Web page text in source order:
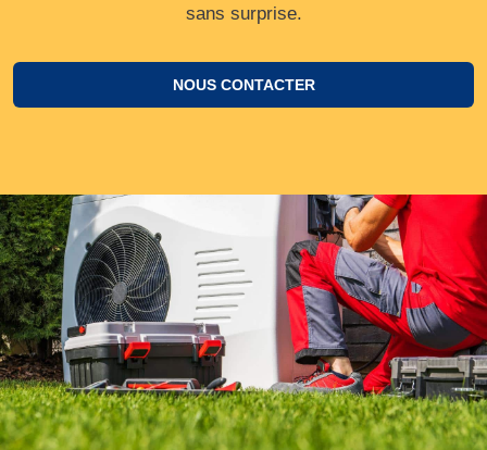
sans surprise.
NOUS CONTACTER